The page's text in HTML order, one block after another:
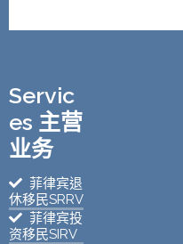
Servic
es 主营
业务
菲律宾退
休移民SRRV
菲律宾投
资移民SIRV